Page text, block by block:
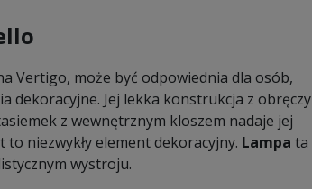
Vertigo, może być odpowiednia dla osób,
dekoracyjne. Jej lekka konstrukcja z obręczy
z wewnętrznym kloszem nadaje jej
niezwykły element dekoracyjny. Lampa ta
wystroju.